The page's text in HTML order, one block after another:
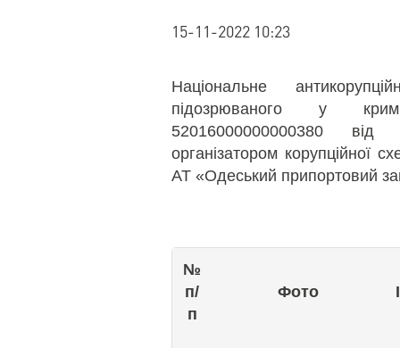
15-11-2022 10:23
Національне
підозрюваного у
52016000000000380
організатором корупційної
АТ «Одеський припортовий
№
п/
п
Фото